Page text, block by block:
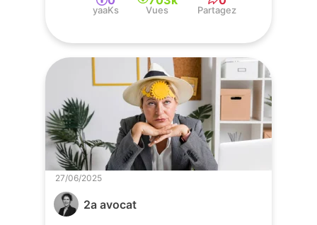
yaaKs Vues Partagez
2a avocat
27/06/2025